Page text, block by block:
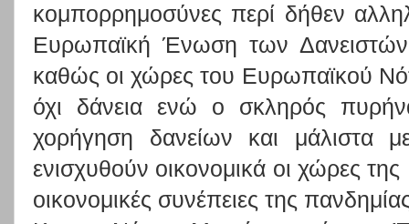
κομπορρημοσύνες περί δήθεν
Ευρωπαϊκή Ένωση των Δανειστών
καθώς οι χώρες του Eυρωπαϊκού
όχι δάνεια ενώ ο σκληρός
χορήγηση δανείων και μάλιστα
ενισχυθούν οικονομικά οι χώρες
οικονομικές συνέπειες της